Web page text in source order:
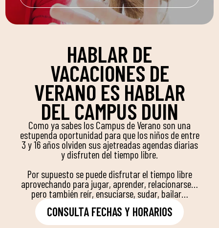
HABLAR DE
VACACIONES DE
VERANO ES HABLAR
DEL CAMPUS DUIN
Como ya sabes los Campus de Verano son una
estupenda oportunidad para que los niños de entre
3 y 16 años olviden sus ajetreadas agendas diarias
y disfruten del tiempo libre.
Por supuesto se puede disfrutar el tiempo libre
aprovechando para jugar, aprender, relacionarse…
pero también reír, ensuciarse, sudar, bailar…
CONSULTA FECHAS Y HORARIOS